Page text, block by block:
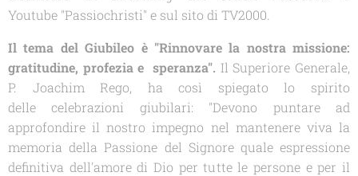
Youtube "Passiochristi" e sul sito di TV2000.
Il tema del Giubileo è "Rinnovare la nostra missione:
gratitudine, profezia e speranza". Il Superiore Generale,
P. Joachim Rego, ha così spiegato lo spirito
delle celebrazioni giubilari: "Devono puntare ad
approfondire il nostro impegno nel mantenere viva la
memoria della Passione del Signore quale espressione
definitiva dell'amore di Dio per tutte le persone e per il